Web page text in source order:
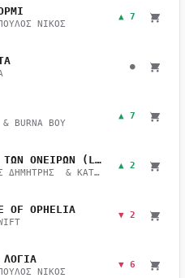
ΝΙΚΟΣ
▲ 7
●
BURNA BOY
▲ 7
ΤΟ ΒΑΛΣ ΤΩΝ ΟΝΕΙΡΩΝ (LIVE)
ΜΠΑΚΟΥΛΗΣ ΔΗΜΗΤΡΗΣ & ΚΑΤΣΙΜΙΧΑ ΜΑΡΙΑΝΑ
▲ 2
OF OPHELIA ▼ 2
ΝΙΚΟΣ
▼ 6